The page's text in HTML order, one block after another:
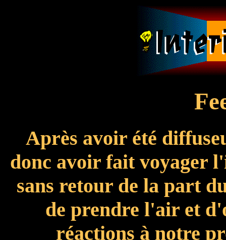
Après avoir été
donc avoir fait voyager
sans retour de la part
de prendre l'air et
réactions à notre